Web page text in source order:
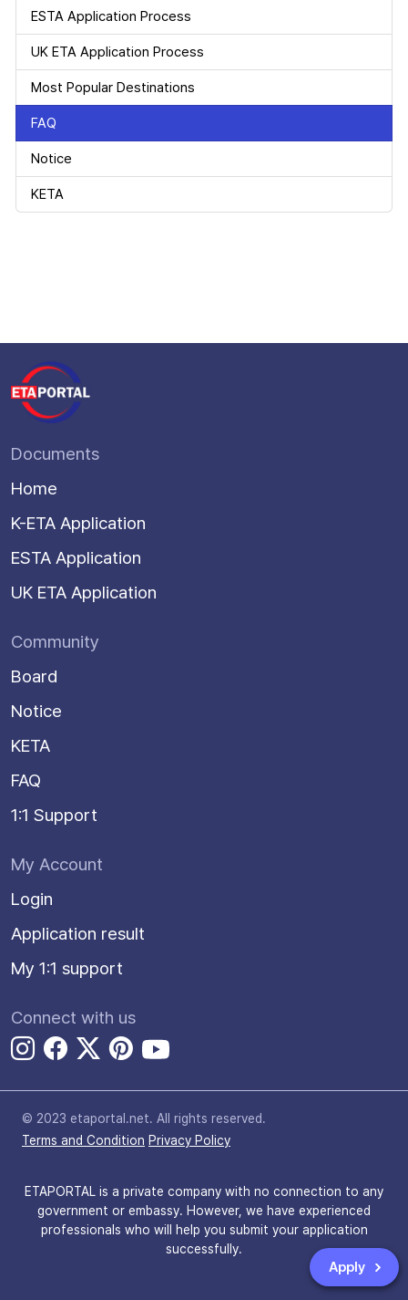
ESTA Application Process
UK ETA Application Process
Most Popular Destinations
FAQ
Notice
KETA
Apply
Documents
Home
K-ETA Application
ESTA Application
UK ETA Application
Community
Board
Notice
KETA
FAQ
1:1 Support
My Account
Login
Application result
My 1:1 support
Connect with us
© 2023 etaportal.net. All rights reserved.
Terms and Condition Privacy Policy
ETAPORTAL is a private company with no connection to any
government or embassy. However, we have experienced
professionals who will help you submit your application
successfully.